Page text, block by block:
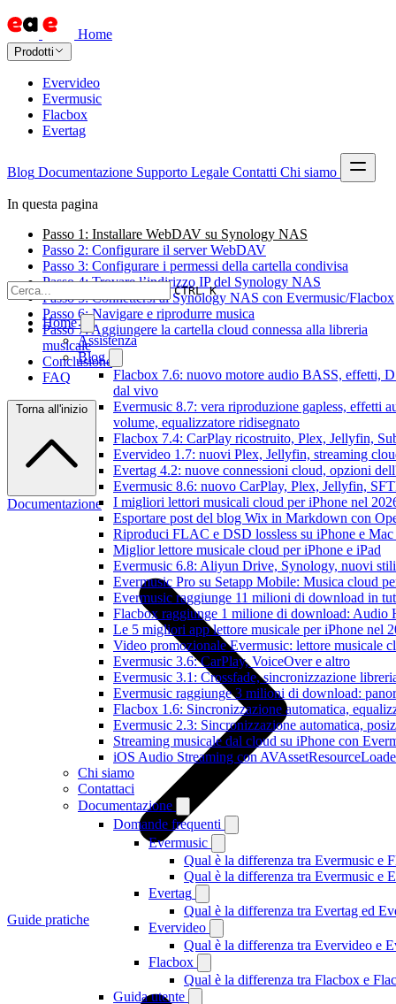
Home
Prodotti
Evervideo
Evermusic
Flacbox
Evertag
Blog Documentazione Supporto Legale Contatti Chi siamo
CTRL K
Home
Assistenza
Blog
Flacbox 7.6: nuovo motore audio BASS, effetti,
dal vivo
Evermusic 8.7: vera riproduzione gapless, effetti
volume, equalizzatore ridisegnato
Flacbox 7.4: CarPlay ricostruito, Plex, Jellyfin,
Evervideo 1.7: nuovi Plex, Jellyfin, streaming
Evertag 4.2: nuove connessioni cloud, opzioni
Evermusic 8.6: nuovo CarPlay, Plex, Jellyfin,
I migliori lettori musicali cloud per iPhone nel
Esportare post del blog Wix in Markdown con
Riproduci FLAC e DSD lossless su iPhone e
Miglior lettore musicale cloud per iPhone e iPad
Evermusic 6.8: Aliyun Drive, Synology, nuovi
Evermusic Pro su Setapp Mobile: Musica cloud
Evermusic raggiunge 11 milioni di download in
Flacbox raggiunge 1 milione di download: Audio
Le 5 migliori app lettore musicale per iPhone nel
Video promozionale Evermusic: lettore musicale
Evermusic 3.6: CarPlay, VoiceOver e altro
Evermusic 3.1: Crossfade, sincronizzazione
Evermusic raggiunge 3 milioni di download:
Flacbox 1.6: Sincronizzazione automatica,
Evermusic 2.3: Sincronizzazione automatica,
Streaming musicale dal cloud su iPhone con
iOS Audio Streaming con
Chi siamo
Contattaci
Documentazione
Domande frequenti
Evermusic
Qual è la differenza tra Evermusic e
Qual è la differenza tra Evermusic e
Evertag
Qual è la differenza tra Evertag ed
Evervideo
Qual è la differenza tra Evervideo e
Flacbox
Qual è la differenza tra Flacbox e
Guida utente
In questa pagina
Passo 1: Installare WebDAV su Synology NAS
Passo 2: Configurare il server WebDAV
Passo 3: Configurare i permessi della cartella condivisa
Passo 4: Trovare l’indirizzo IP del Synology NAS
Passo 5: Connettersi al Synology NAS con Evermusic/Flacbox
Passo 6: Navigare e riprodurre musica
Passo 7: Aggiungere la cartella cloud connessa alla libreria
musicale
Conclusione
FAQ
Torna all'inizio
Documentazione
Guide pratiche